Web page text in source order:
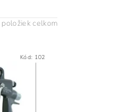
položiek celkom
Kód: 102